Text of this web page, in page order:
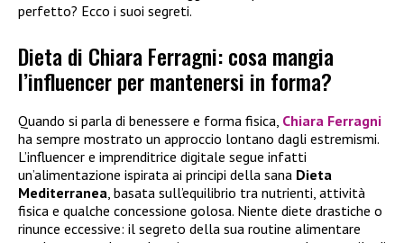
perfetto? Ecco i suoi segreti.
Dieta di Chiara Ferragni: cosa mangia
l’influencer per mantenersi in forma?
Quando si parla di benessere e forma fisica, Chiara Ferragni
ha sempre mostrato un approccio lontano dagli estremismi.
L’influencer e imprenditrice digitale segue infatti
un’alimentazione ispirata ai principi della sana Dieta
Mediterranea, basata sull’equilibrio tra nutrienti, attività
fisica e qualche concessione golosa. Niente diete drastiche o
rinunce eccessive: il segreto della sua routine alimentare